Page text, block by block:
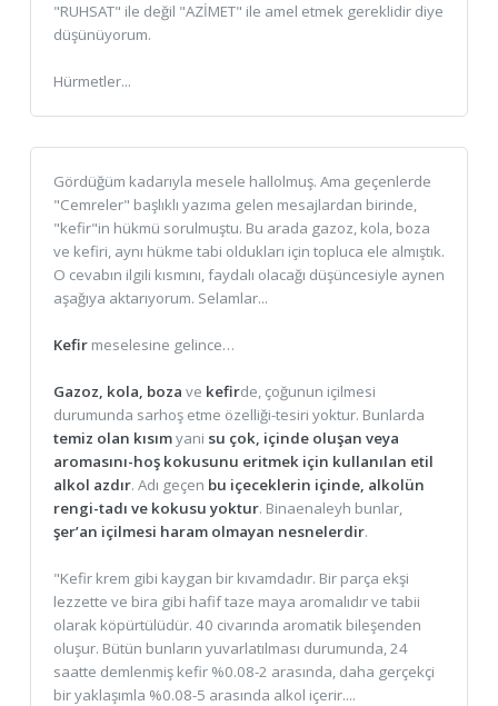
"RUHSAT" ile değil "AZİMET" ile amel etmek gereklidir diye
düşünüyorum.
Hürmetler...
Gördüğüm kadarıyla mesele hallolmuş. Ama geçenlerde
"Cemreler" başlıklı yazıma gelen mesajlardan birinde,
"kefir"in hükmü sorulmuştu. Bu arada gazoz, kola, boza
ve kefiri, aynı hükme tabi oldukları için topluca ele almıştık.
O cevabın ilgili kısmını, faydalı olacağı düşüncesiyle aynen
aşağıya aktarıyorum. Selamlar...
Kefirmeselesine gelince…
Gazoz, kola, boza ve kefirde, çoğunun içilmesi
durumunda sarhoş etme özelliği-tesiri yoktur. Bunlarda
temiz olan kısımyani su çok, içinde oluşan veya
aromasını-hoş kokusunu eritmek için kullanılan etil
alkol azdır. Adı geçen bu içeceklerin içinde, alkolün
rengi-tadı ve kokusu yoktur. Binaenaleyh bunlar,
şer’an içilmesi haram olmayan nesnelerdir.
"Kefir krem gibi kaygan bir kıvamdadır. Bir parça ekşi
lezzette ve bira gibi hafif taze maya aromalıdır ve tabii
olarak köpürtülüdür. 40 civarında aromatik bileşenden
oluşur. Bütün bunların yuvarlatılması durumunda, 24
saatte demlenmiş kefir %0.08-2 arasında, daha gerçekçi
bir yaklaşımla %0.08-5 arasında alkol içerir....